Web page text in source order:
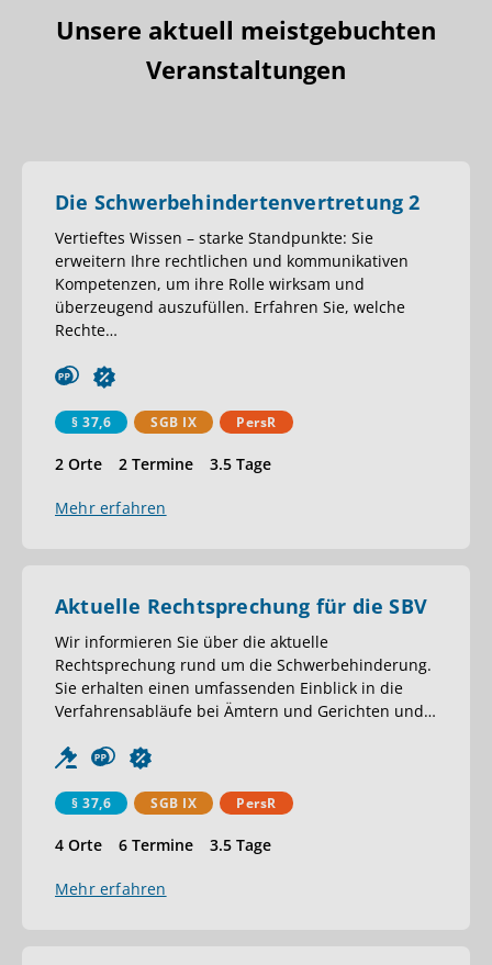
Unsere aktuell meistgebuchten
Veranstaltungen
Die Schwerbehindertenvertretung 2
Vertieftes Wissen – starke Standpunkte: Sie
erweitern Ihre rechtlichen und kommunikativen
Kompetenzen, um ihre Rolle wirksam und
überzeugend auszufüllen. Erfahren Sie, welche
Rechte…
§ 37,6 SGB IX PersR
2 Orte 2 Termine 3.5 Tage
Mehr erfahren
Aktuelle Rechtsprechung für die SBV
Wir informieren Sie über die aktuelle
Rechtsprechung rund um die Schwerbehinderung.
Sie erhalten einen umfassenden Einblick in die
Verfahrensabläufe bei Ämtern und Gerichten und…
§ 37,6 SGB IX PersR
4 Orte 6 Termine 3.5 Tage
Mehr erfahren